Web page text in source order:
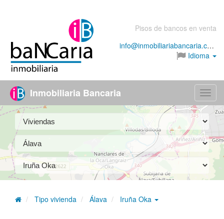
Pisos de bancos en venta
info@inmobiliariabancaria.com
Idioma
Menú
Inmobiliaria Bancaria
Tipo vivienda Álava Iruña Oka